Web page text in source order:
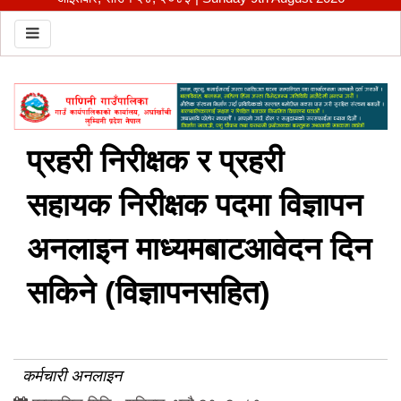
Toggle navigation
प्रहरी निरीक्षक र प्रहरी
सहायक निरीक्षक पदमा विज्ञापन
अनलाइन माध्यमबाटआवेदन दिन
सकिने (विज्ञापनसहित)
कर्मचारी अनलाइन